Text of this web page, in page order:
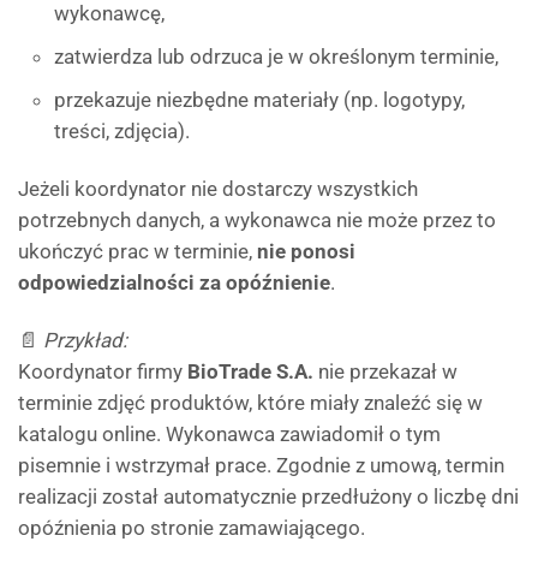
wykonawcę,
zatwierdza lub odrzuca je w określonym terminie,
przekazuje niezbędne materiały (np. logotypy,
treści, zdjęcia).
Jeżeli koordynator nie dostarczy wszystkich
potrzebnych danych, a wykonawca nie może przez to
ukończyć prac w terminie, nie ponosi
odpowiedzialności za opóźnienie.
📄 Przykład:
Koordynator firmy BioTrade S.A. nie przekazał w
terminie zdjęć produktów, które miały znaleźć się w
katalogu online. Wykonawca zawiadomił o tym
pisemnie i wstrzymał prace. Zgodnie z umową, termin
realizacji został automatycznie przedłużony o liczbę dni
opóźnienia po stronie zamawiającego.